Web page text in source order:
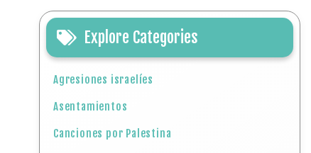
Explore Categories
Agresiones israelíes
Asentamientos
Canciones por Palestina